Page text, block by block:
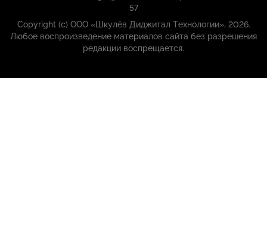
57
Copyright (с) ООО «Шкулёв Диджитал Технологии», 2026.
Любое воспроизведение материалов сайта без разрешения
редакции воспрещается.